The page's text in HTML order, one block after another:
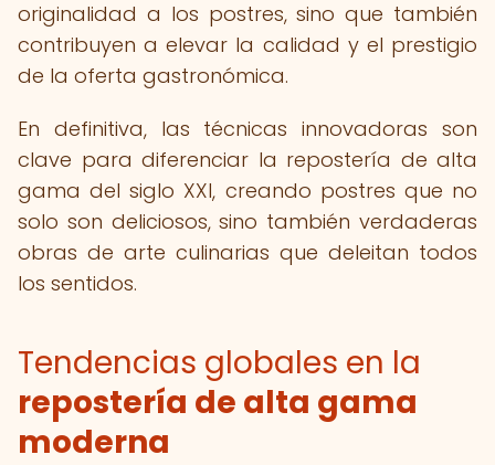
originalidad a los postres, sino que también
contribuyen a elevar la calidad y el prestigio
de la oferta gastronómica.
En definitiva, las técnicas innovadoras son
clave para diferenciar la repostería de alta
gama del siglo XXI, creando postres que no
solo son deliciosos, sino también verdaderas
obras de arte culinarias que deleitan todos
los sentidos.
Tendencias globales en la
repostería de alta gama
moderna